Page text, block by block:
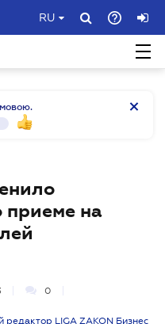
RU
мовою.
приеме на
0
редактор LIGA ZAKON Бизнес